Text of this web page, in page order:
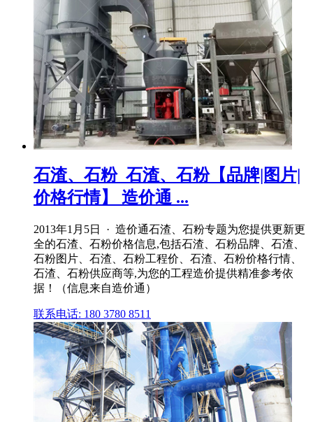
石渣、石粉_石渣、石粉【品牌|图片|
价格行情】 造价通 ...
2013年1月5日 · 造价通石渣、石粉专题为您提供更新更
全的石渣、石粉价格信息,包括石渣、石粉品牌、石渣、
石粉图片、石渣、石粉工程价、石渣、石粉价格行情、
石渣、石粉供应商等,为您的工程造价提供精准参考依
据！（信息来自造价通）
联系电话: 180 3780 8511